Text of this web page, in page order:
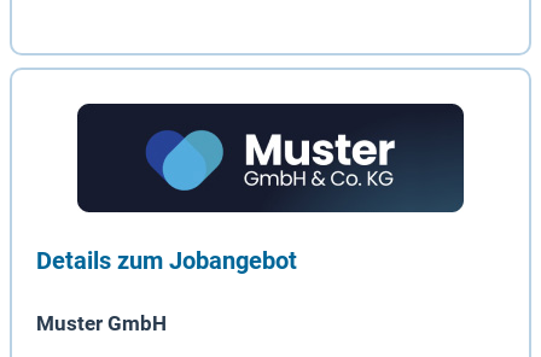
Details zum Jobangebot
Muster GmbH